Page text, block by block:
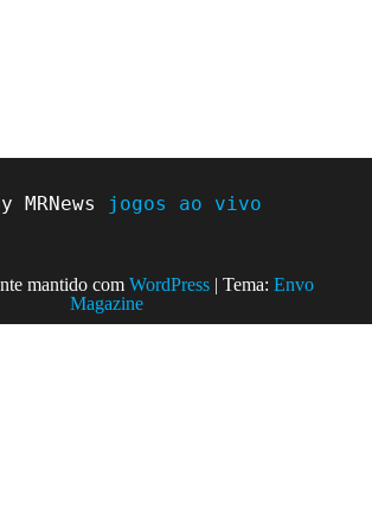
MRNews jogos ao vivo
mantido com WordPress | Tema: Envo
Magazine